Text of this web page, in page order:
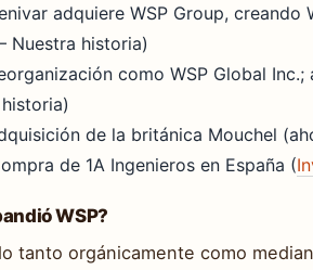
adquiere WSP Group, creando
Nuestra historia)
como WSP Global
de la británica Mouchel
de 1A Ingenieros en España (
WSP?
tanto orgánicamente como